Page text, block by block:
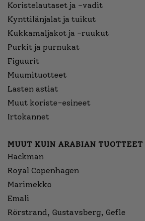
Koristelautaset ja -vadit
Kynttilänjalat ja tuikut
Kukkamaljakot ja -ruukut
Purkit ja purnukat
Figuurit
Muumituotteet
Lasten astiat
Muut koriste-esineet
Irtokannet
MUUT KUIN ARABIAN TUOTTEET
Hackman
Royal Copenhagen
Marimekko
Emali
Rörstrand, Gustavsberg, Gefle